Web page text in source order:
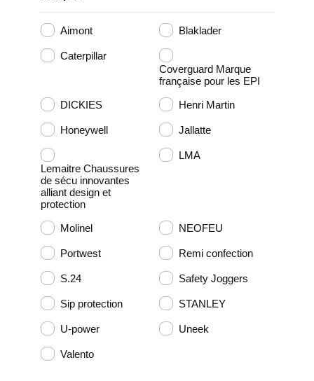
Aimont Blaklader
Caterpillar
Coverguard Marque
française pour les EPI
DICKIES
Henri Martin
Honeywell Jallatte
Lemaitre Chaussures
de sécu innovantes
alliant design et
protection
LMA
Molinel NEOFEU
Portwest Remi confection
S.24 Safety Joggers
Sip protection STANLEY
U-power Uneek
Valento